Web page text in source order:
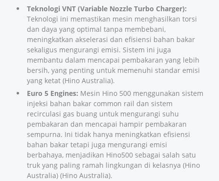
Teknologi VNT (Variable Nozzle Turbo Charger):
Teknologi ini memastikan mesin menghasilkan torsi
dan daya yang optimal tanpa membebani,
meningkatkan akselerasi dan efisiensi bahan bakar
sekaligus mengurangi emisi. Sistem ini juga
membantu dalam mencapai pembakaran yang lebih
bersih, yang penting untuk memenuhi standar emisi
yang ketat (Hino Australia).
Euro 5 Engines: Mesin Hino 500 menggunakan sistem
injeksi bahan bakar common rail dan sistem
recirculasi gas buang untuk mengurangi suhu
pembakaran dan mencapai hampir pembakaran
sempurna. Ini tidak hanya meningkatkan efisiensi
bahan bakar tetapi juga mengurangi emisi
berbahaya, menjadikan Hino500 sebagai salah satu
truk yang paling ramah lingkungan di kelasnya (Hino
Australia) (Hino Australia).